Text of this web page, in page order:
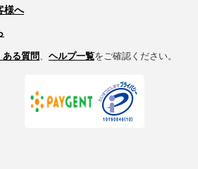
様へ
ある質問 ヘルプ一覧をご確認ください。